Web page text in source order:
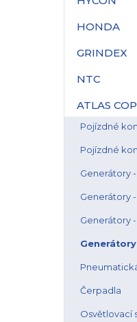
HONDA
GRINDEX
NTC
ATLAS
Pojízdné
Pojízdné
Generátory
Generátory
Generátory
Čerpadla
Osvětlovací